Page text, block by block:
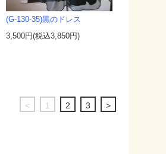
(G-130-35)黒のドレス
3,500円(税込3,850円)
< 1 2 3 >